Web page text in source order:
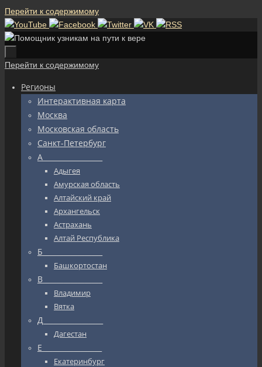
Перейти к содержимому
Перейти к содержимому
Регионы
Интерактивная карта
Москва
Московская область
Санкт-Петербург
А_________________
Адыгея
Амурская область
Алтайский край
Архангельск
Астрахань
Алтай Республика
Б_________________
Башкортостан
В_________________
Владимир
Вятка
Д_________________
Дагестан
Е_________________
Екатеринбург